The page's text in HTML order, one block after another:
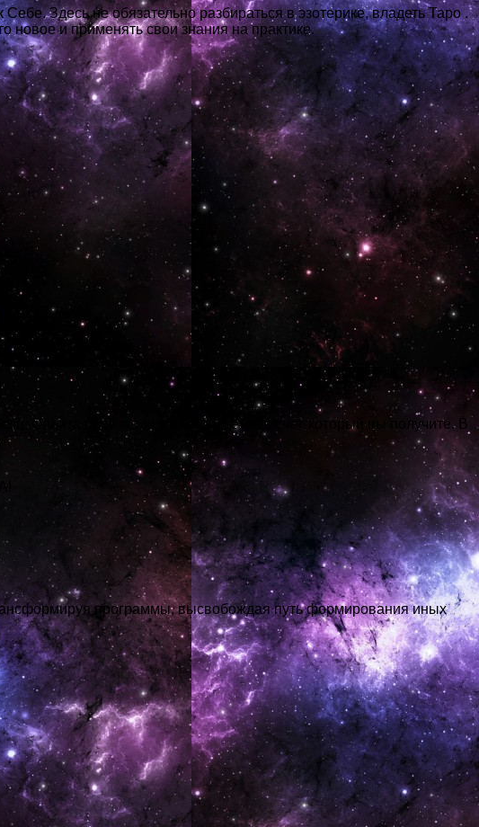
Здесь не обязательно разбираться в эзотерике, владеть Таро .
новое и применять свои знания на практике.
Оплата производится на расчетный счет, который вы получите. В
программы, высвобождая путь формирования иных